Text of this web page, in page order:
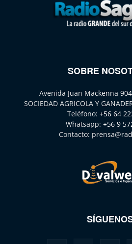
SOBRE
Avenida Juan Mackenna
SOCIEDAD AGRICOLA Y
Teléfono: +56 64
Whatsapp: +56 9
Contacto: